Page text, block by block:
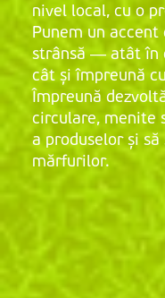
nivel local, cu o
Punem un
strânsă — atât în
cât și împreună
Împreună
circulare, menite
a produselor și
mărfurilor.